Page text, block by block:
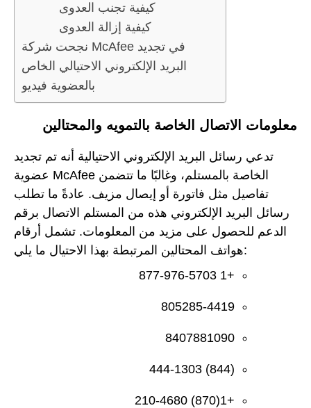
كيفية تجنب العدوى
كيفية إزالة العدوى
نجحت شركة McAfee في تجديد
البريد الإلكتروني الاحتيالي الخاص
بالعضوية فيديو
معلومات الاتصال الخاصة بالتمويه والمحتالين
تدعي رسائل البريد الإلكتروني الاحتيالية أنه تم تجديد
عضوية McAfee الخاصة بالمستلم، وغالبًا ما تتضمن
تفاصيل مثل فاتورة أو إيصال مزيف. عادةً ما تطلب
رسائل البريد الإلكتروني هذه من المستلم الاتصال برقم
الدعم للحصول على مزيد من المعلومات. تشمل أرقام
هواتف المحتالين المرتبطة بهذا الاحتيال ما يلي:
+1 877-976-5703
805285-4419
8407881090
(844) 444-1303
+1(870) 210-4680